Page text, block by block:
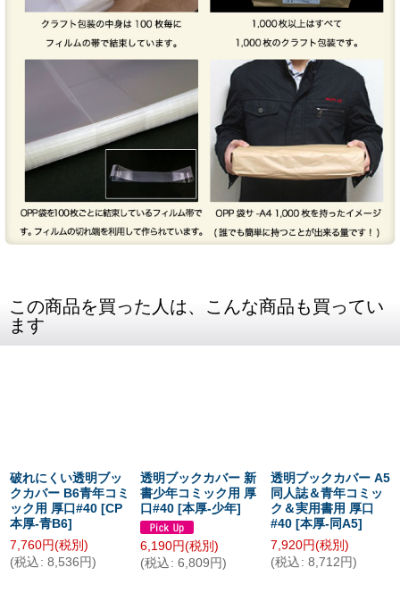
この商品を買った人は、こんな商品も買ってい
ます
破れにくい透明ブッ
クカバー B6青年コミ
ック用 厚口#40 [CP
本厚-青B6]
7,760円(税別)
(税込 : 8,536 円)
透明ブックカバー 新
書少年コミック用 厚
口#40 [本厚-少年]
6,190円(税別)
(税込 : 6,809 円)
透明ブックカバー A5
同人誌＆青年コミッ
ク＆実用書用 厚口
#40 [本厚-同A5]
7,920円(税別)
(税込 : 8,712 円)